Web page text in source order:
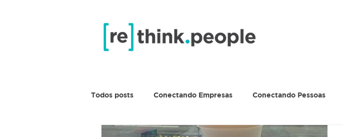
Todos posts Conectando Empresas Conectando Pessoas